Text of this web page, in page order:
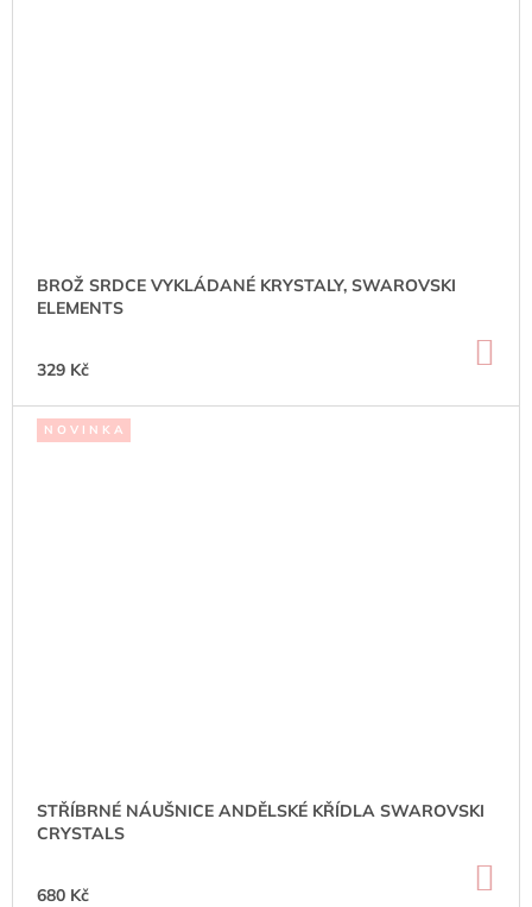
BROŽ SRDCE VYKLÁDANÉ KRYSTALY, SWAROVSKI
ELEMENTS
329 Kč
N O V I N K A
STŘÍBRNÉ NÁUŠNICE ANDĚLSKÉ KŘÍDLA SWAROVSKI
CRYSTALS
680 Kč